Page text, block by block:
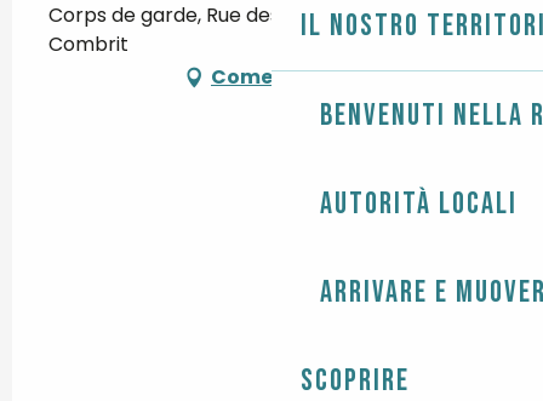
Il nostro
Benvenuti nella
Autorità locali
Arrivare e
Scoprire
Corps de garde, Rue des Glénans, 29120
Combrit
Come arrivare